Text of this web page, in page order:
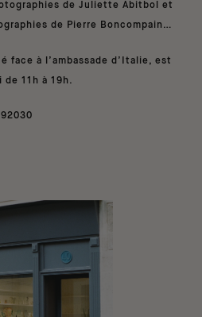
de Juliette Abitbol et
de Pierre Boncompain…
face à l’ambassade d’Italie, est
de 11h à 19h.